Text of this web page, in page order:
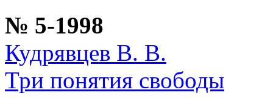
№ 5-1998
Кудрявцев В. В.
Три понятия свободы